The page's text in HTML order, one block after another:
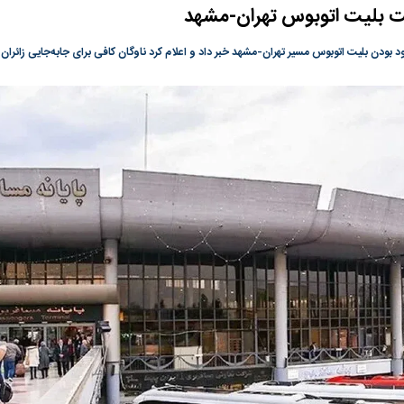
بلیت اتوبوس تهران-مشهد
بودن بلیت اتوبوس مسیر تهران-مشهد خبر داد و اعلام کرد ناوگان کافی برای جابه‌جایی
جدید یا پایان
در وزارت نفت «رهاشدگی» و فقدان
پاسخگویی احساس می‌شود | فروشنده
حساب آنها می‌رود، باید توسط فروشنده
اسلام
شاخص کل
هجوم نقدینگی به بورس؛ شاخص کل و
هم‌وزن در قله تاریخی
رکوردشکنی
بورس